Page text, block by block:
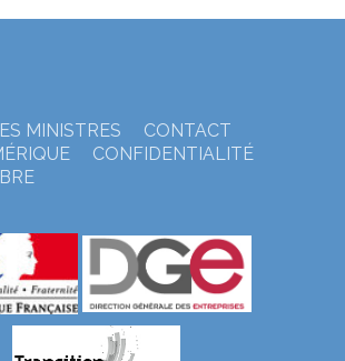
MINISTRES
CONTACT
CONFIDENTIALITÉ